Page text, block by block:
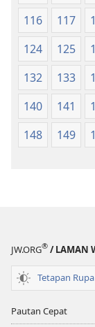
116
117
124
125
132
133
140
141
148
149
JW.ORG® / LAMAN
Tetapan Rupa
Pautan Cepat